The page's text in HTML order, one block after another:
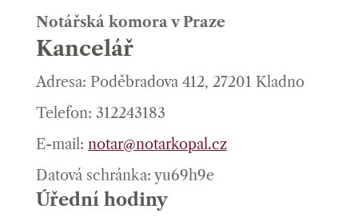
Notářská komora v Praze
Kancelář
Adresa: Poděbradova 412, 27201 Kladno
Telefon: 312243183
E-mail: notar@notarkopal.cz
Datová schránka: yu69h9e
Úřední hodiny